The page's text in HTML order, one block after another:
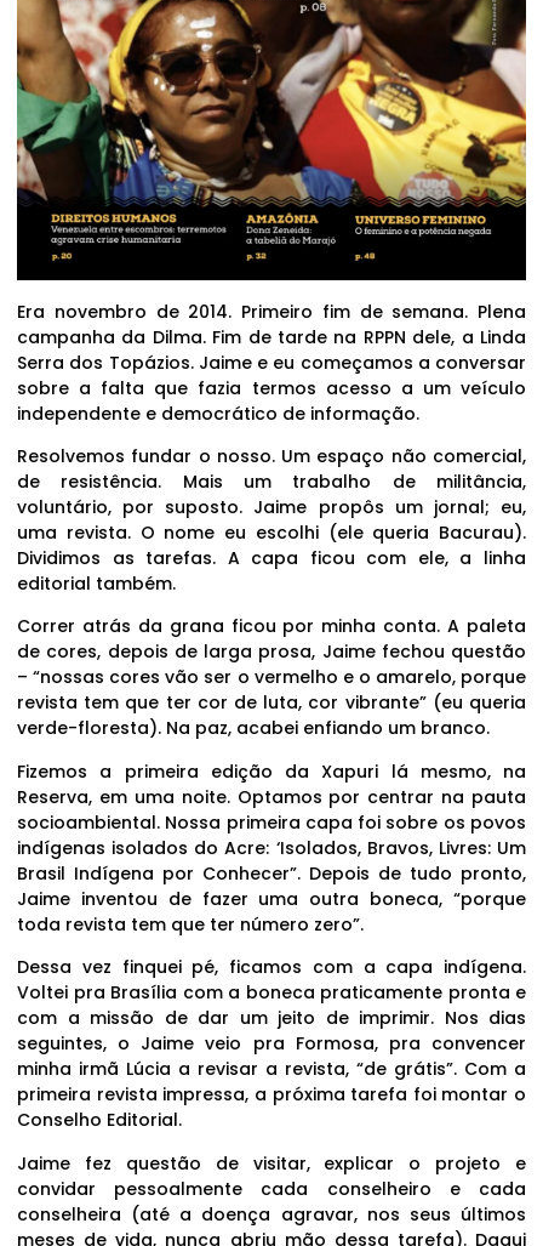
Era novembro de 2014. Primeiro fim de semana. Plena
campanha da Dilma. Fim de tarde na RPPN dele, a Linda
Serra dos Topázios. Jaime e eu começamos a conversar
sobre a falta que fazia termos acesso a um veículo
independente e democrático de informação.
Resolvemos fundar o nosso. Um espaço não comercial,
de resistência. Mais um trabalho de militância,
voluntário, por suposto. Jaime propôs um jornal; eu,
uma revista. O nome eu escolhi (ele queria Bacurau).
Dividimos as tarefas. A capa ficou com ele, a linha
editorial também.
Correr atrás da grana ficou por minha conta. A paleta
de cores, depois de larga prosa, Jaime fechou questão
– “nossas cores vão ser o vermelho e o amarelo, porque
revista tem que ter cor de luta, cor vibrante” (eu queria
verde-floresta). Na paz, acabei enfiando um branco.
Fizemos a primeira edição da Xapuri lá mesmo, na
Reserva, em uma noite. Optamos por centrar na pauta
socioambiental. Nossa primeira capa foi sobre os povos
indígenas isolados do Acre: ‘Isolados, Bravos, Livres: Um
Brasil Indígena por Conhecer”. Depois de tudo pronto,
Jaime inventou de fazer uma outra boneca, “porque
toda revista tem que ter número zero”.
Dessa vez finquei pé, ficamos com a capa indígena.
Voltei pra Brasília com a boneca praticamente pronta e
com a missão de dar um jeito de imprimir. Nos dias
seguintes, o Jaime veio pra Formosa, pra convencer
minha irmã Lúcia a revisar a revista, “de grátis”. Com a
primeira revista impressa, a próxima tarefa foi montar o
Conselho Editorial.
Jaime fez questão de visitar, explicar o projeto e
convidar pessoalmente cada conselheiro e cada
conselheira (até a doença agravar, nos seus últimos
meses de vida, nunca abriu mão dessa tarefa). Daqui